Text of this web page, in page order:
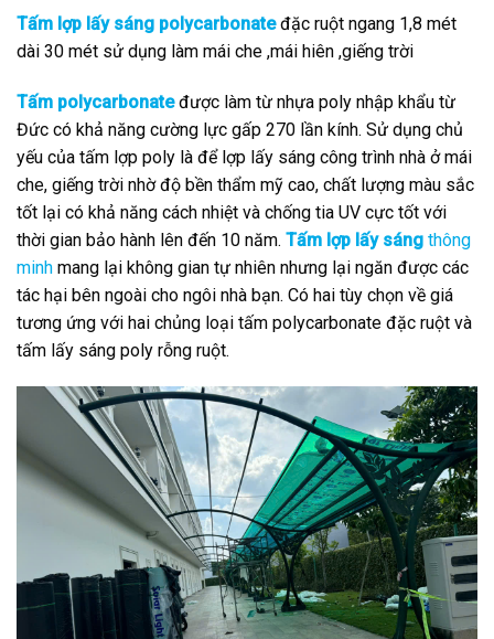
Tấm lợp lấy sáng polycarbonateđặc ruột ngang 1,8 mét
dài 30 mét sử dụng làm mái che ,mái hiên ,giếng trời
Tấm polycarbonateđược làm từ nhựa poly nhập khẩu từ
Đức có khả năng cường lực gấp 270 lần kính. Sử dụng chủ
yếu của tấm lợp poly là để lợp lấy sáng công trình nhà ở mái
che, giếng trời nhờ độ bền thẩm mỹ cao, chất lượng màu sắc
tốt lại có khả năng cách nhiệt và chống tia UV cực tốt với
thời gian bảo hành lên đến 10 năm. Tấm lợp lấy sáng thông
minh mang lại không gian tự nhiên nhưng lại ngăn được các
tác hại bên ngoài cho ngôi nhà bạn. Có hai tùy chọn về giá
tương ứng với hai chủng loại tấm polycarbonate đặc ruột và
tấm lấy sáng poly rỗng ruột.